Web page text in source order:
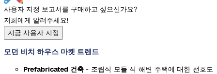
사용자 지정 보고서를 구매하고 싶으신가요?
저희에게 알려주세요!
지금 사용자 지정
모던 비치 하우스 마켓 트렌드
Prefabricated 건축- 조립식 모듈 식 해변 주택에 대한 선호도